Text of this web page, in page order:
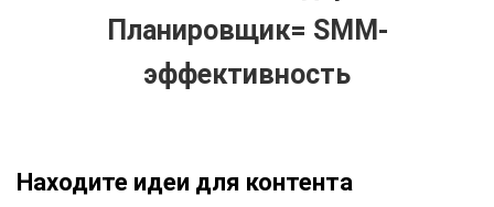
Планировщик= SMM-
эффективность
Находите идеи для контента